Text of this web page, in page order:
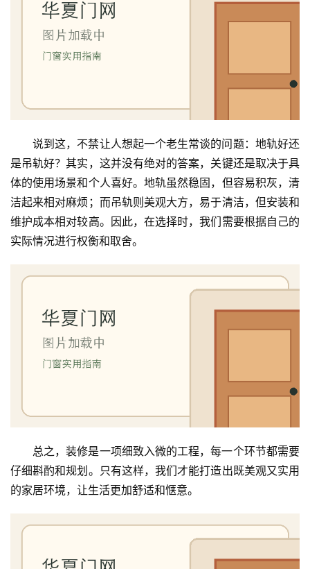
门
卧
室
门
门
铝
门
登录 注册
说到这，不禁让人想起一个老生常谈的问题：地轨好还
是吊轨好？其实，这并没有绝对的答案，关键还是取决于具
体的使用场景和个人喜好。地轨虽然稳固，但容易积灰，清
洁起来相对麻烦；而吊轨则美观大方，易于清洁，但安装和
维护成本相对较高。因此，在选择时，我们需要根据自己的
实际情况进行权衡和取舍。
总之，装修是一项细致入微的工程，每一个环节都需要
仔细斟酌和规划。只有这样，我们才能打造出既美观又实用
的家居环境，让生活更加舒适和惬意。